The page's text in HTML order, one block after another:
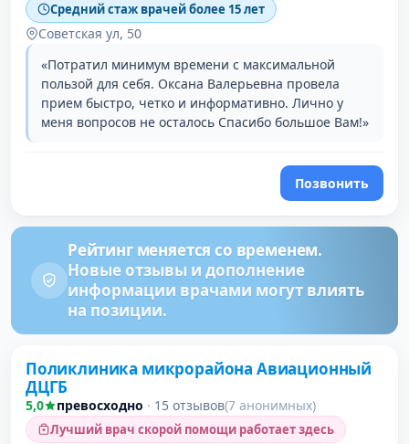
Средний стаж врачей более 15 лет
Советская ул, 50
«Потратил минимум времени с максимальной
пользой для себя. Оксана Валерьевна провела
прием быстро, четко и информативно. Лично у
меня вопросов не осталось Спасибо большое Вам!»
Позвонить
Рейтинг меняется со временем.
Новые отзывы и дополнение
информации врачами могут влиять
на позиции.
Поликлиника микрорайона Авиационный
ДЦГБ
5,0 превосходно · 15 отзывов(7 анонимных)
Лучший врач скорой помощи работает здесь